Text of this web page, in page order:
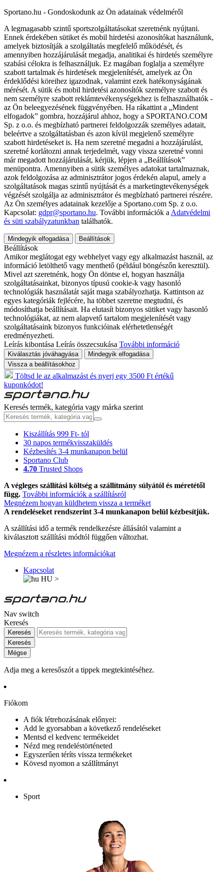
Sportano.hu - Gondoskodunk az Ön adatainak védelméről
A legmagasabb szintű sportszolgáltatásokat szeretnénk nyújtani.
Ennek érdekében sütiket és mobil hirdetési azonosítókat használunk,
amelyek biztosítják a szolgáltatás megfelelő működését, és
amennyiben hozzájárulását megadja, analitikai és hirdetés személyre
szabási célokra is felhasználjuk. Ez magában foglalja a személyre
szabott tartalmak és hirdetések megjelenítését, amelyek az Ön
érdeklődési köreihez igazodnak, valamint ezek hatékonyságának
mérését. A sütik és mobil hirdetési azonosítók személyre szabott és
nem személyre szabott reklámtevékenységekhez is felhasználhatók -
az Ön beleegyezésének függvényében. Ha rákattint a „Mindent
elfogadok” gombra, hozzájárul ahhoz, hogy a SPORTANO.COM
Sp. z o.o. és megbízható partnerei feldolgozzák személyes adatait,
beleértve a szolgáltatásban és azon kívül megjelenő személyre
szabott hirdetéseket is. Ha nem szeretné megadni a hozzájárulást,
szeretné korlátozni annak terjedelmét, vagy vissza szeretné vonni
már megadott hozzájárulását, kérjük, lépjen a „Beállítások”
menüpontra. Amennyiben a sütik személyes adatokat tartalmaznak,
azok feldolgozása az adminisztrátor jogos érdekén alapul, amely a
szolgáltatások magas szintű nyújtását és a marketingtevékenységek
végzését szolgálja az adminisztrátor és megbízható partnerei részére.
Az Ön személyes adatainak kezelője a Sportano.com Sp. z o.o.
Kapcsolat: gdpr@sportano.hu. További információk a Adatvédelmi
és süti szabályzatunkban találhatók.
Mindegyik elfogadása Beállítások
Beállítások
Amikor meglátogat egy webhelyet vagy egy alkalmazást használ, az
információ letölthető vagy menthető (például böngészőn keresztül).
Mivel azt szeretnénk, hogy Ön döntse el, hogyan használja
szolgáltatásainkat, bizonyos típusú cookie-k vagy hasonló
technológiák használatát saját maga szabályozhatja. Kattintson az
egyes kategóriák fejlécére, ha többet szeretne megtudni, és
módosíthatja beállításait. Ha elutasít bizonyos sütiket vagy hasonló
technológiákat, az nem alapvető tartalom megjelenítését vagy
szolgáltatásaink bizonyos funkcióinak elérhetetlenségét
eredményezheti.
Leírás kibontása Leírás összecsukása További információ
Kiválasztás jóváhagyása
Mindegyik elfogadása
Vissza a beállításokhoz
Töltsd le az alkalmazást és nyerj egy 3500 Ft értékű
kuponkódot!
Keresés termék, kategória vagy márka szerint
Kiszállítás 999 Ft- tól
30 napos termékvisszaküldés
Kézbesítés 3-4 munkanapon belül
Sportano Club
4.70 Trusted Shops
A végleges szállítási költség a szállítmány súlyától és méretétől
függ. További információk a szállításról
Megnézem hogyan küldhetem vissza a terméket
A rendeléseket rendszerint 3-4 munkanapon belül kézbesítjük.
A szállítási idő a termék rendelkezésre állásától valamint a
kiválasztott szállítási módtól függően változhat.
Megnézem a részletes információkat
Kapcsolat
HU >
Nav switch
Keresés
Keresés
Keresés
Mégse
Adja meg a keresőszót a tippek megtekintéséhez.
Fiókom
A fiók létrehozásának előnyei:
Add le gyorsabban a következő rendeléseket
Mentsd el kedvenc termékeidet
Nézd meg rendeléstörténeted
Egyszerűen téríts vissza termékeket
Kövesd nyomon a szállítmányt
Sport